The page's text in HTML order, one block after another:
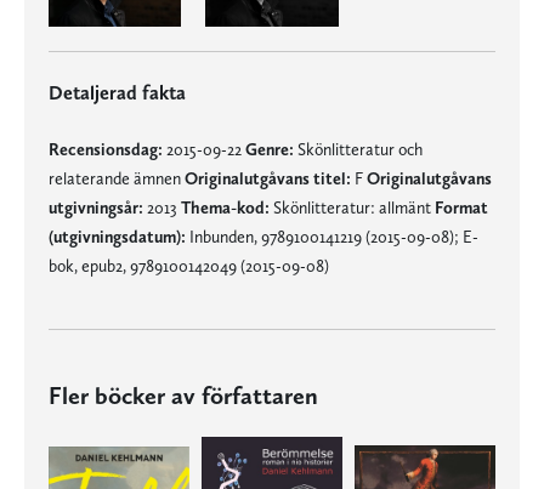
Detaljerad fakta
Recensionsdag: 2015-09-22 Genre: Skönlitteratur och
relaterande ämnenOriginalutgåvans titel: FOriginalutgåvans
utgivningsår: 2013 Thema-kod: Skönlitteratur: allmänt Format
(utgivningsdatum): Inbunden, 9789100141219 (2015-09-08); E-
bok, epub2, 9789100142049 (2015-09-08)
Fler böcker av författaren